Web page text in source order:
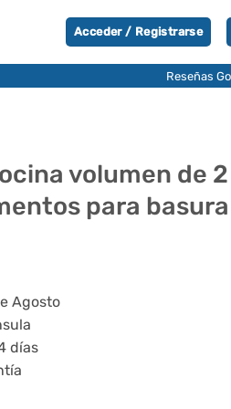
Acceder / Registrarse
Reseñas
volumen de 2
para basura
Agosto
días